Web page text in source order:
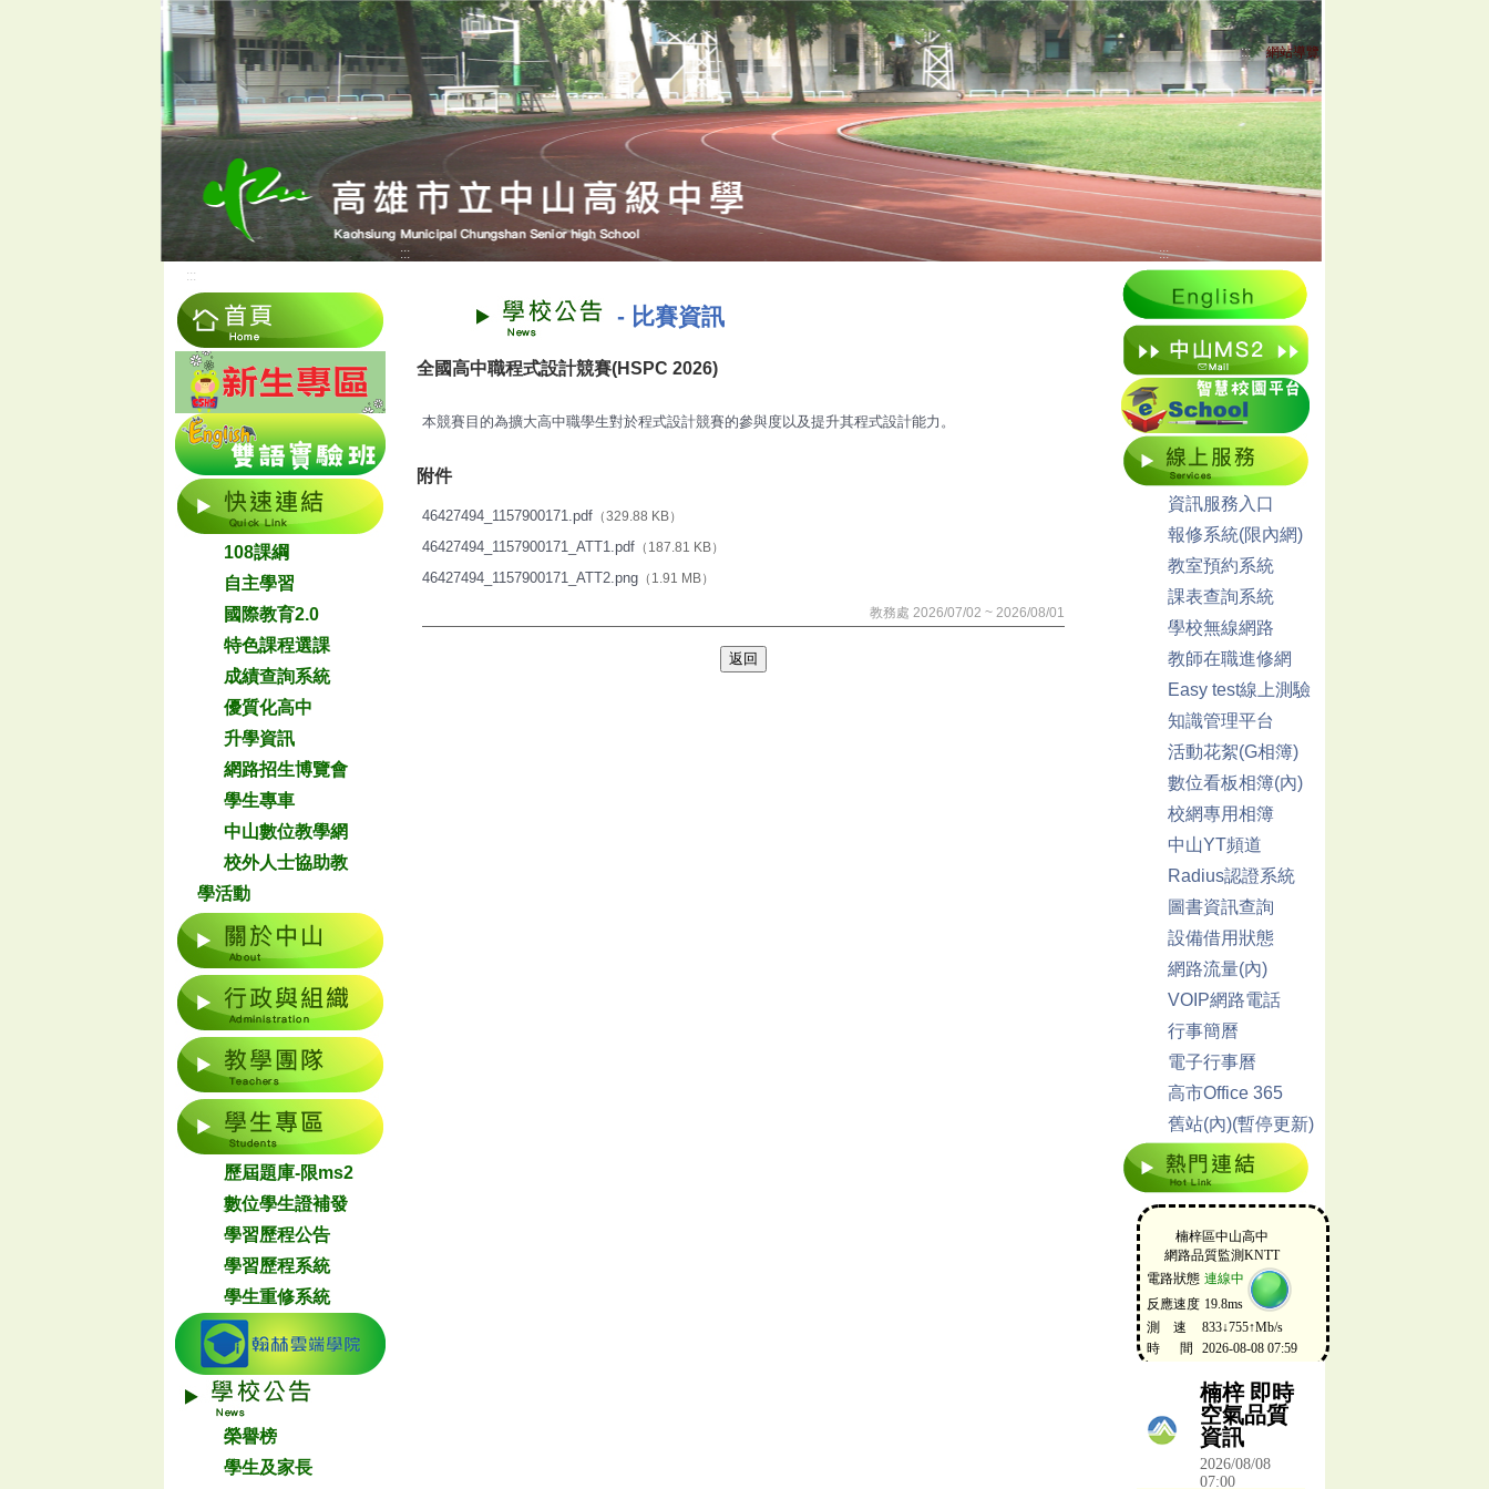
::: 網站導覽
:::
108課綱
自主學習
國際教育2.0
特色課程選課
成績查詢系統
優質化高中
升學資訊
網路招生博覽會
學生專車
中山數位教學網
校外人士協助教
學活動
歷屆題庫-限ms2
數位學生證補發
學習歷程公告
學習歷程系統
學生重修系統
榮譽榜
學生及家長
:::
- 比賽資訊
全國高中職程式設計競賽(HSPC 2026)
本競賽目的為擴大高中職學生對於程式設計競賽的參與度以及提升其程式設計能力。
附件
46427494_1157900171.pdf （329.88 KB）
46427494_1157900171_ATT1.pdf （187.81 KB）
46427494_1157900171_ATT2.png （1.91 MB）
教務處 2026/07/02 ~ 2026/08/01
返回
:::
資訊服務入口
報修系統(限內網)
教室預約系統
課表查詢系統
學校無線網路
教師在職進修網
Easy test線上測驗
知識管理平台
活動花絮(G相簿)
數位看板相簿(內)
校網專用相簿
中山YT頻道
Radius認證系統
圖書資訊查詢
設備借用狀態
網路流量(內)
VOIP網路電話
行事簡曆
電子行事曆
高市Office 365
舊站(內)(暫停更新)